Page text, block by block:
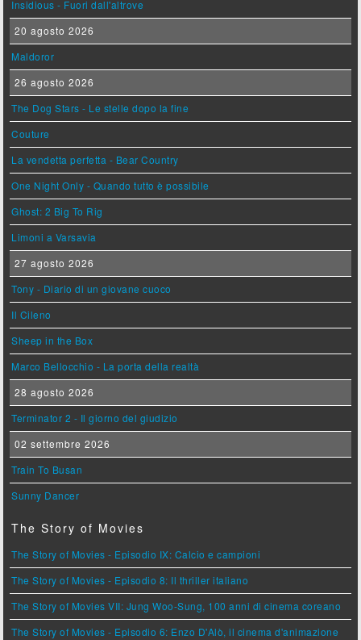
Insidious - Fuori dall'altrove
20 agosto 2026
Maldoror
26 agosto 2026
The Dog Stars - Le stelle dopo la fine
Couture
La vendetta perfetta - Bear Country
One Night Only - Quando tutto è possibile
Ghost: 2 Big To Rig
Limoni a Varsavia
27 agosto 2026
Tony - Diario di un giovane cuoco
Il Cileno
Sheep in the Box
Marco Bellocchio - La porta della realtà
28 agosto 2026
Terminator 2 - Il giorno del giudizio
02 settembre 2026
Train To Busan
Sunny Dancer
The Story of Movies
The Story of Movies - Episodio IX: Calcio e campioni
The Story of Movies - Episodio 8: Il thriller italiano
The Story of Movies VII: Jung Woo-Sung, 100 anni di cinema coreano
The Story of Movies - Episodio 6: Enzo D'Alò, il cinema d'animazione